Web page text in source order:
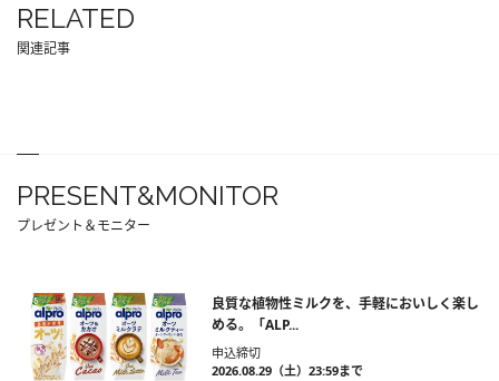
RELATED
関連記事
PRESENT&MONITOR
プレゼント＆モニター
良質な植物性ミルクを、手軽においしく楽し
める。「ALP...
申込締切
2026.08.29（土）23:59まで